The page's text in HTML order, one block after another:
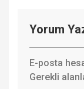
Yorum
E-posta
Gerekli